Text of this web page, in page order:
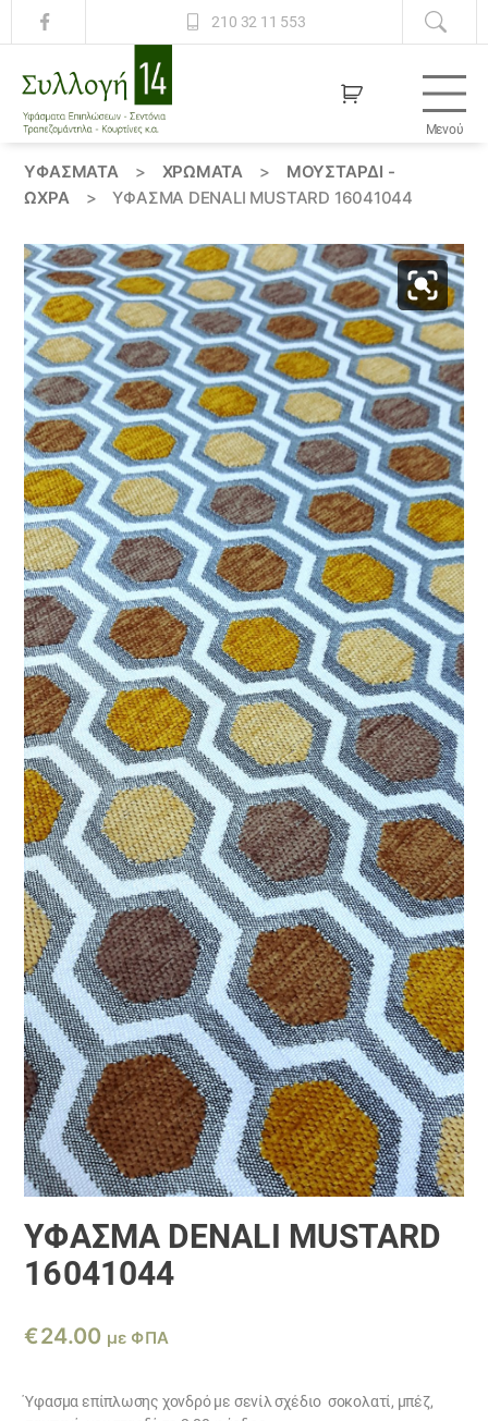
210 32 11 553
14
Μενού
ΥΦΆΣΜΑΤΑ > ΧΡΏΜΑΤΑ >
ΜΟΥΣΤΑΡΔΙ -
ΩΧΡΑ
> ΎΦΑΣΜΑ DENALI MUSTARD 16041044
ΎΦΑΣΜΑ DENALI MUSTARD
16041044
€24.00 με ΦΠΑ
Ύφασμα επίπλωσης χονδρό με σενίλ σχέδιο σοκολατί, μπέζ,